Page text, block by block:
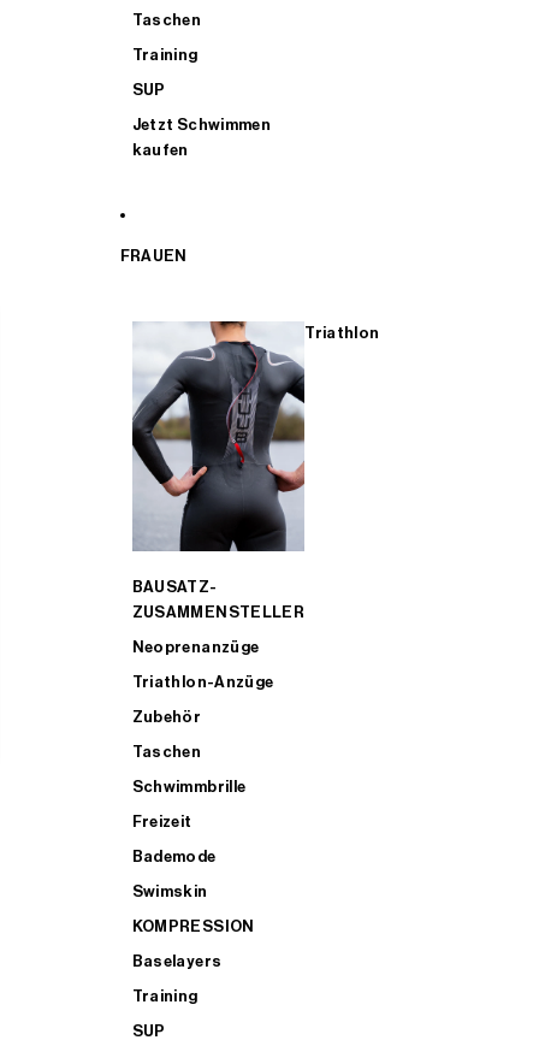
Taschen
Training
SUP
Jetzt Schwimmen
kaufen
FRAUEN
Triathlon
BAUSATZ-
ZUSAMMENSTELLER
Neoprenanzüge
Triathlon-Anzüge
Zubehör
Taschen
Schwimmbrille
Freizeit
Bademode
Swimskin
KOMPRESSION
Baselayers
Training
SUP